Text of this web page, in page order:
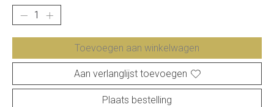
Toevoegen aan winkelwagen
Aan verlanglijst toevoegen
Plaats bestelling